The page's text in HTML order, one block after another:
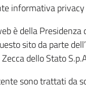
informativa
è della Presidenza
sito da parte
dello Stato
sono trattati da